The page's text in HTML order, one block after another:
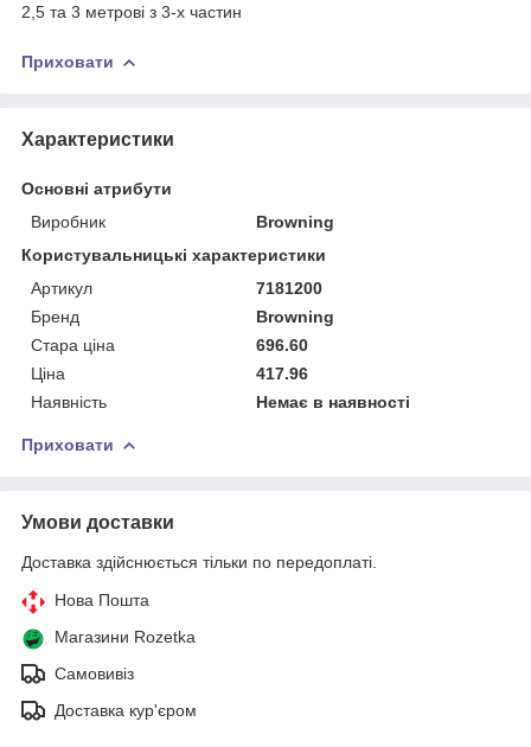
2,5 та 3 метрові з 3-х частин
Приховати
Характеристики
Основні атрибути
Виробник
Browning
Користувальницькі характеристики
Артикул
7181200
Бренд
Browning
Стара ціна
696.60
Ціна
417.96
Наявність
Немає в наявності
Приховати
Умови доставки
Доставка здійснюється тільки по передоплаті.
Нова Пошта
Магазини Rozetka
Самовивіз
Доставка кур'єром